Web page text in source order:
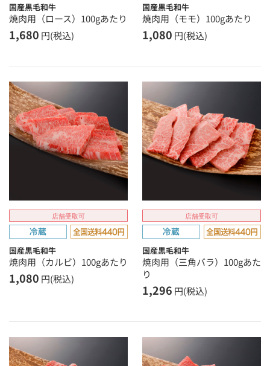
国産黒毛和牛
焼肉用（ロース）100gあたり
1,680 円(税込)
国産黒毛和牛
焼肉用（モモ）100gあたり
1,080 円(税込)
店舗受取可
国産黒毛和牛
焼肉用（カルビ）100gあたり
1,080 円(税込)
店舗受取可
国産黒毛和牛
焼肉用（三角バラ）100gあた
り
1,296 円(税込)